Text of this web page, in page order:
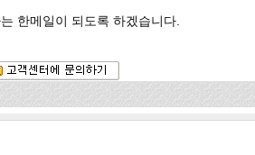
한메일이 되도록 하겠습니다.